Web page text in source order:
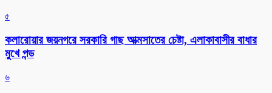
৫
কলারোয়ার জয়নগরে সরকারি গাছ আত্মসাতের চেষ্টা, এলাকাবাসীর বাধার
মুখে পন্ড
৬